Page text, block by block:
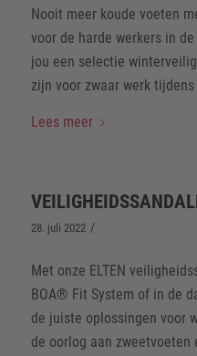
Nooit meer koude voeten
voor de harde werkers in
jou een selectie
zijn voor zwaar werk
Lees meer
28. juli 2022 /
Met onze ELTEN
BOA® Fit System of in de
de juiste oplossingen voor
de oorlog aan